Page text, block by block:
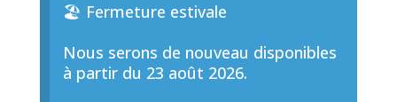
🏖️ Fermeture estivale
Nous serons de nouveau disponibles
à partir du 23 août 2026.